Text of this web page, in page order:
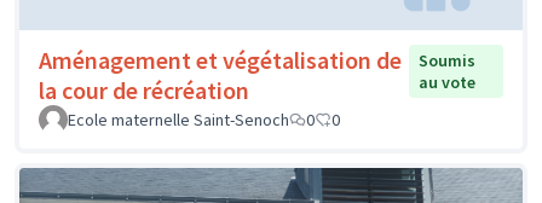
Aménagement et végétalisation de
la cour de récréation
Soumis
au vote
Ecole maternelle Saint-Senoch
0 0